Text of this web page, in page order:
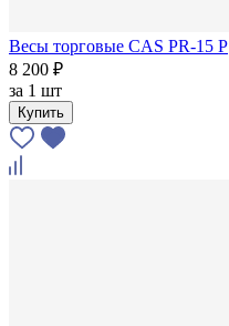
Весы торговые CAS PR-15 P
8 200 ₽
за 1 шт
Купить